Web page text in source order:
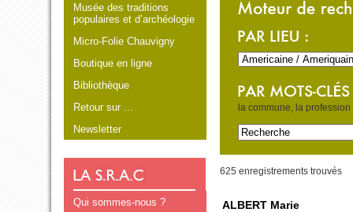
Musée des traditions
populaires et d’archéologie
Micro-Folie Chauvigny
Boutique en ligne
Bibliothèque
Retour sur ...
Newsletter
Qui sommes-nous ?
la commune, la profession
625 enregistrements trouvés
ALBERT Marie